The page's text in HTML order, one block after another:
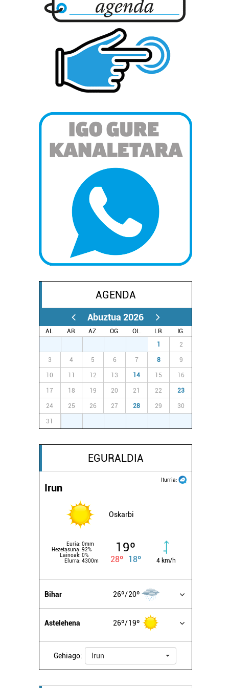
AGENDA
Abuztua 2026
AL. AR. AZ. OG. OL. LR.
IG.
1 2
3 4 5 6 7 8 9
10 11 12 13 14 15 16
17 18 19 20 21 22 23
24 25 26 27 28 29 30
31
EGURALDIA
Iturria:
Irun
Oskarbi
Euria: 0mm
Hezetasuna: 92%
Lainoak: 0%
Elurra: 4300m
19º
28º 18º 4 km/h
Bihar 26º 20º
Astelehena 26º 19º
Gehiago: Irun